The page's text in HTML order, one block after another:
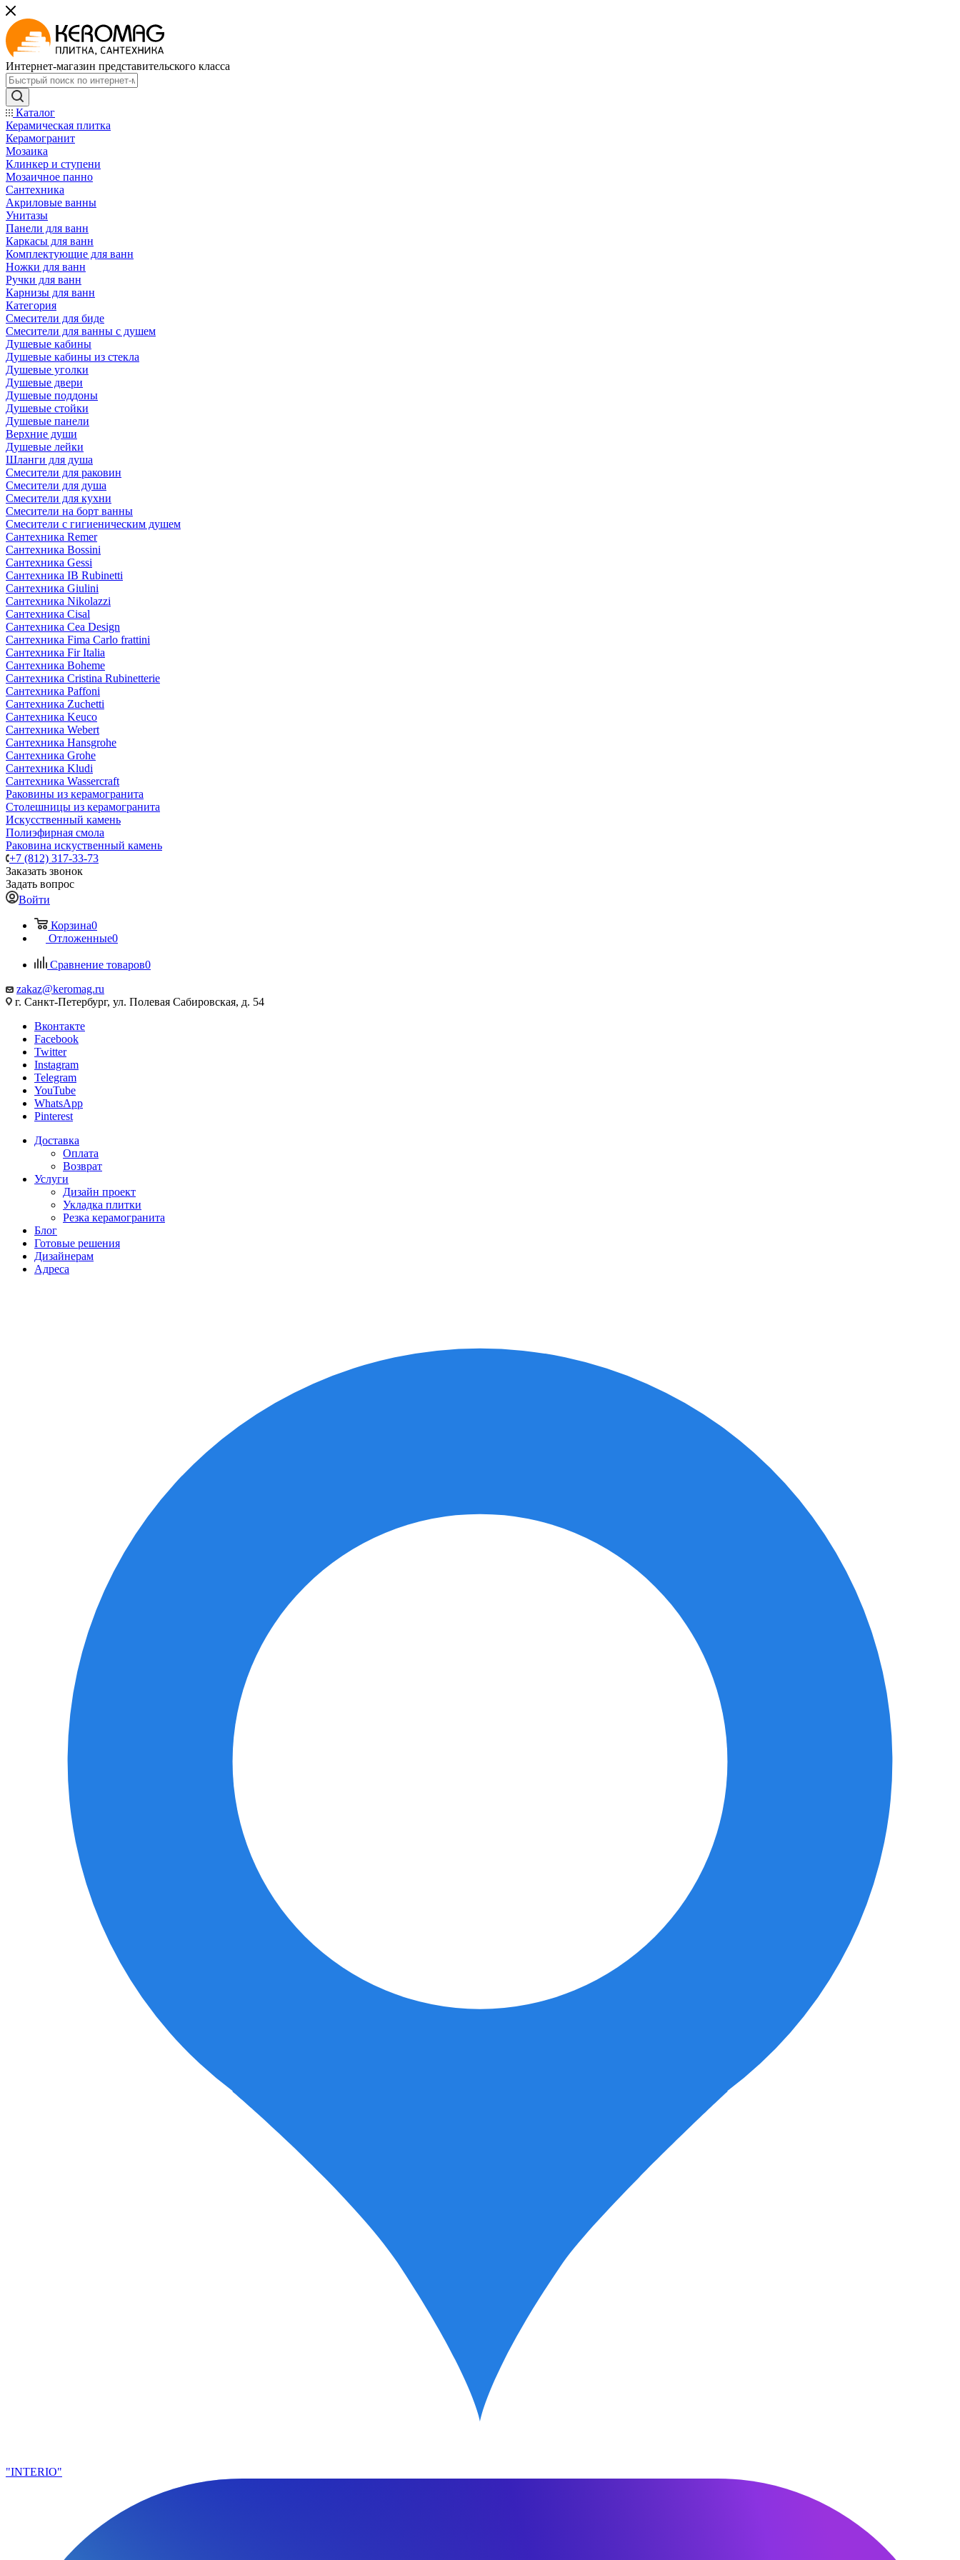
Интернет-магазин представительского класса
Каталог
Керамическая плитка
Керамогранит
Мозаика
Клинкер и ступени
Мозаичное панно
Сантехника
Акриловые ванны
Унитазы
Панели для ванн
Каркасы для ванн
Комплектующие для ванн
Ножки для ванн
Ручки для ванн
Карнизы для ванн
Категория
Смесители для биде
Смесители для ванны с душем
Душевые кабины
Душевые кабины из стекла
Душевые уголки
Душевые двери
Душевые поддоны
Душевые стойки
Душевые панели
Верхние души
Душевые лейки
Шланги для душа
Смесители для раковин
Смесители для душа
Смесители для кухни
Смесители на борт ванны
Смесители с гигиеническим душем
Сантехника Remer
Сантехника Bossini
Сантехника Gessi
Сантехника IB Rubinetti
Сантехника Giulini
Сантехника Nikolazzi
Сантехника Cisal
Сантехника Cea Design
Сантехника Fima Carlo frattini
Сантехника Fir Italia
Сантехника Boheme
Сантехника Cristina Rubinetterie
Сантехника Paffoni
Сантехника Zuchetti
Сантехника Keuco
Сантехника Webert
Сантехника Hansgrohe
Сантехника Grohe
Сантехника Kludi
Сантехника Wassercraft
Раковины из керамогранита
Столешницы из керамогранита
Искусственный камень
Полиэфирная смола
Раковина искуственный камень
+7 (812) 317-33-73
Заказать звонок
Задать вопрос
Войти
Корзина0
Отложенные0
Сравнение товаров0
zakaz@keromag.ru
г. Санкт-Петербург, ул. Полевая Сабировская, д. 54
Вконтакте
Facebook
Twitter
Instagram
Telegram
YouTube
WhatsApp
Pinterest
Доставка
Оплата
Возврат
Услуги
Дизайн проект
Укладка плитки
Резка керамогранита
Блог
Готовые решения
Дизайнерам
Адреса
"INTERIO"